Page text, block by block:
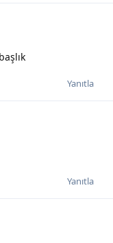
Yanıtla
Yanıtla